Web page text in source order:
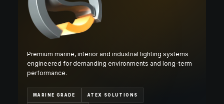
Premium marine, interior and industrial lighting systems
engineered for demanding environments and long-term
performance.
MARINE GRADE ATEX SOLUTIONS